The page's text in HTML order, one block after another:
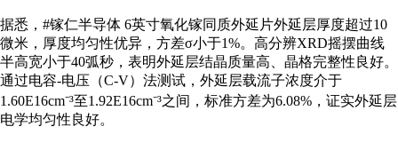
据悉，#镓仁半导体 6英寸氧化镓同质外延片外延层厚度超过10
微米，厚度均匀性优异，方差σ小于1%。高分辨XRD摇摆曲线
半高宽小于40弧秒，表明外延层结晶质量高、晶格完整性良好。
通过电容-电压（C-V）法测试，外延层载流子浓度介于
1.60E16cm⁻³至1.92E16cm⁻³之间，标准方差为6.08%，证实外延层
电学均匀性良好。